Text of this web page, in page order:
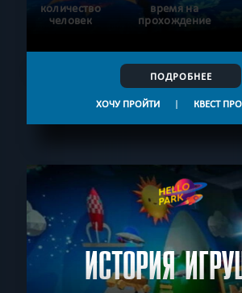
количество
человек
время на
прохождение
ПОДРОБНЕЕ
ХОЧУ ПРОЙТИ | КВЕСТ
ИСТОРИЯ